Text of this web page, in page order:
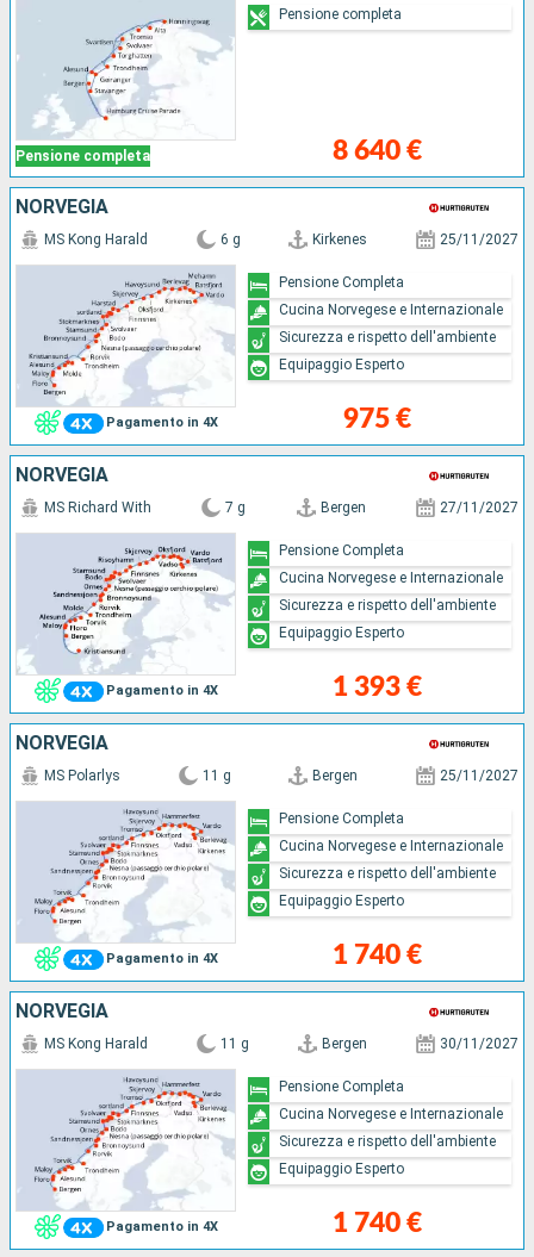
Pensione completa 8 640 €
Pensione completa
NORVEGIA
Pagamento in 4X
MS Kong Harald 6 g Kirkenes 25/11/2027
975 €
Pensione Completa
Cucina Norvegese e Internazionale
Sicurezza e rispetto dell'ambiente
Equipaggio Esperto
NORVEGIA
Pagamento in 4X
MS Richard With 7 g Bergen 27/11/2027
1 393 €
Pensione Completa
Cucina Norvegese e Internazionale
Sicurezza e rispetto dell'ambiente
Equipaggio Esperto
NORVEGIA
Pagamento in 4X
MS Polarlys 11 g Bergen 25/11/2027
1 740 €
Pensione Completa
Cucina Norvegese e Internazionale
Sicurezza e rispetto dell'ambiente
Equipaggio Esperto
NORVEGIA
Pagamento in 4X
MS Kong Harald 11 g Bergen 30/11/2027
1 740 €
Pensione Completa
Cucina Norvegese e Internazionale
Sicurezza e rispetto dell'ambiente
Equipaggio Esperto